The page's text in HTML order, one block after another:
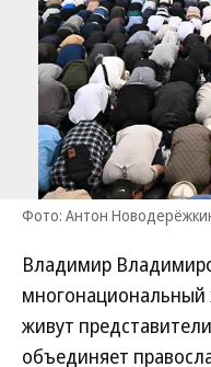
Фото: Антон
Владимир
многонациональный
живут
объединяет